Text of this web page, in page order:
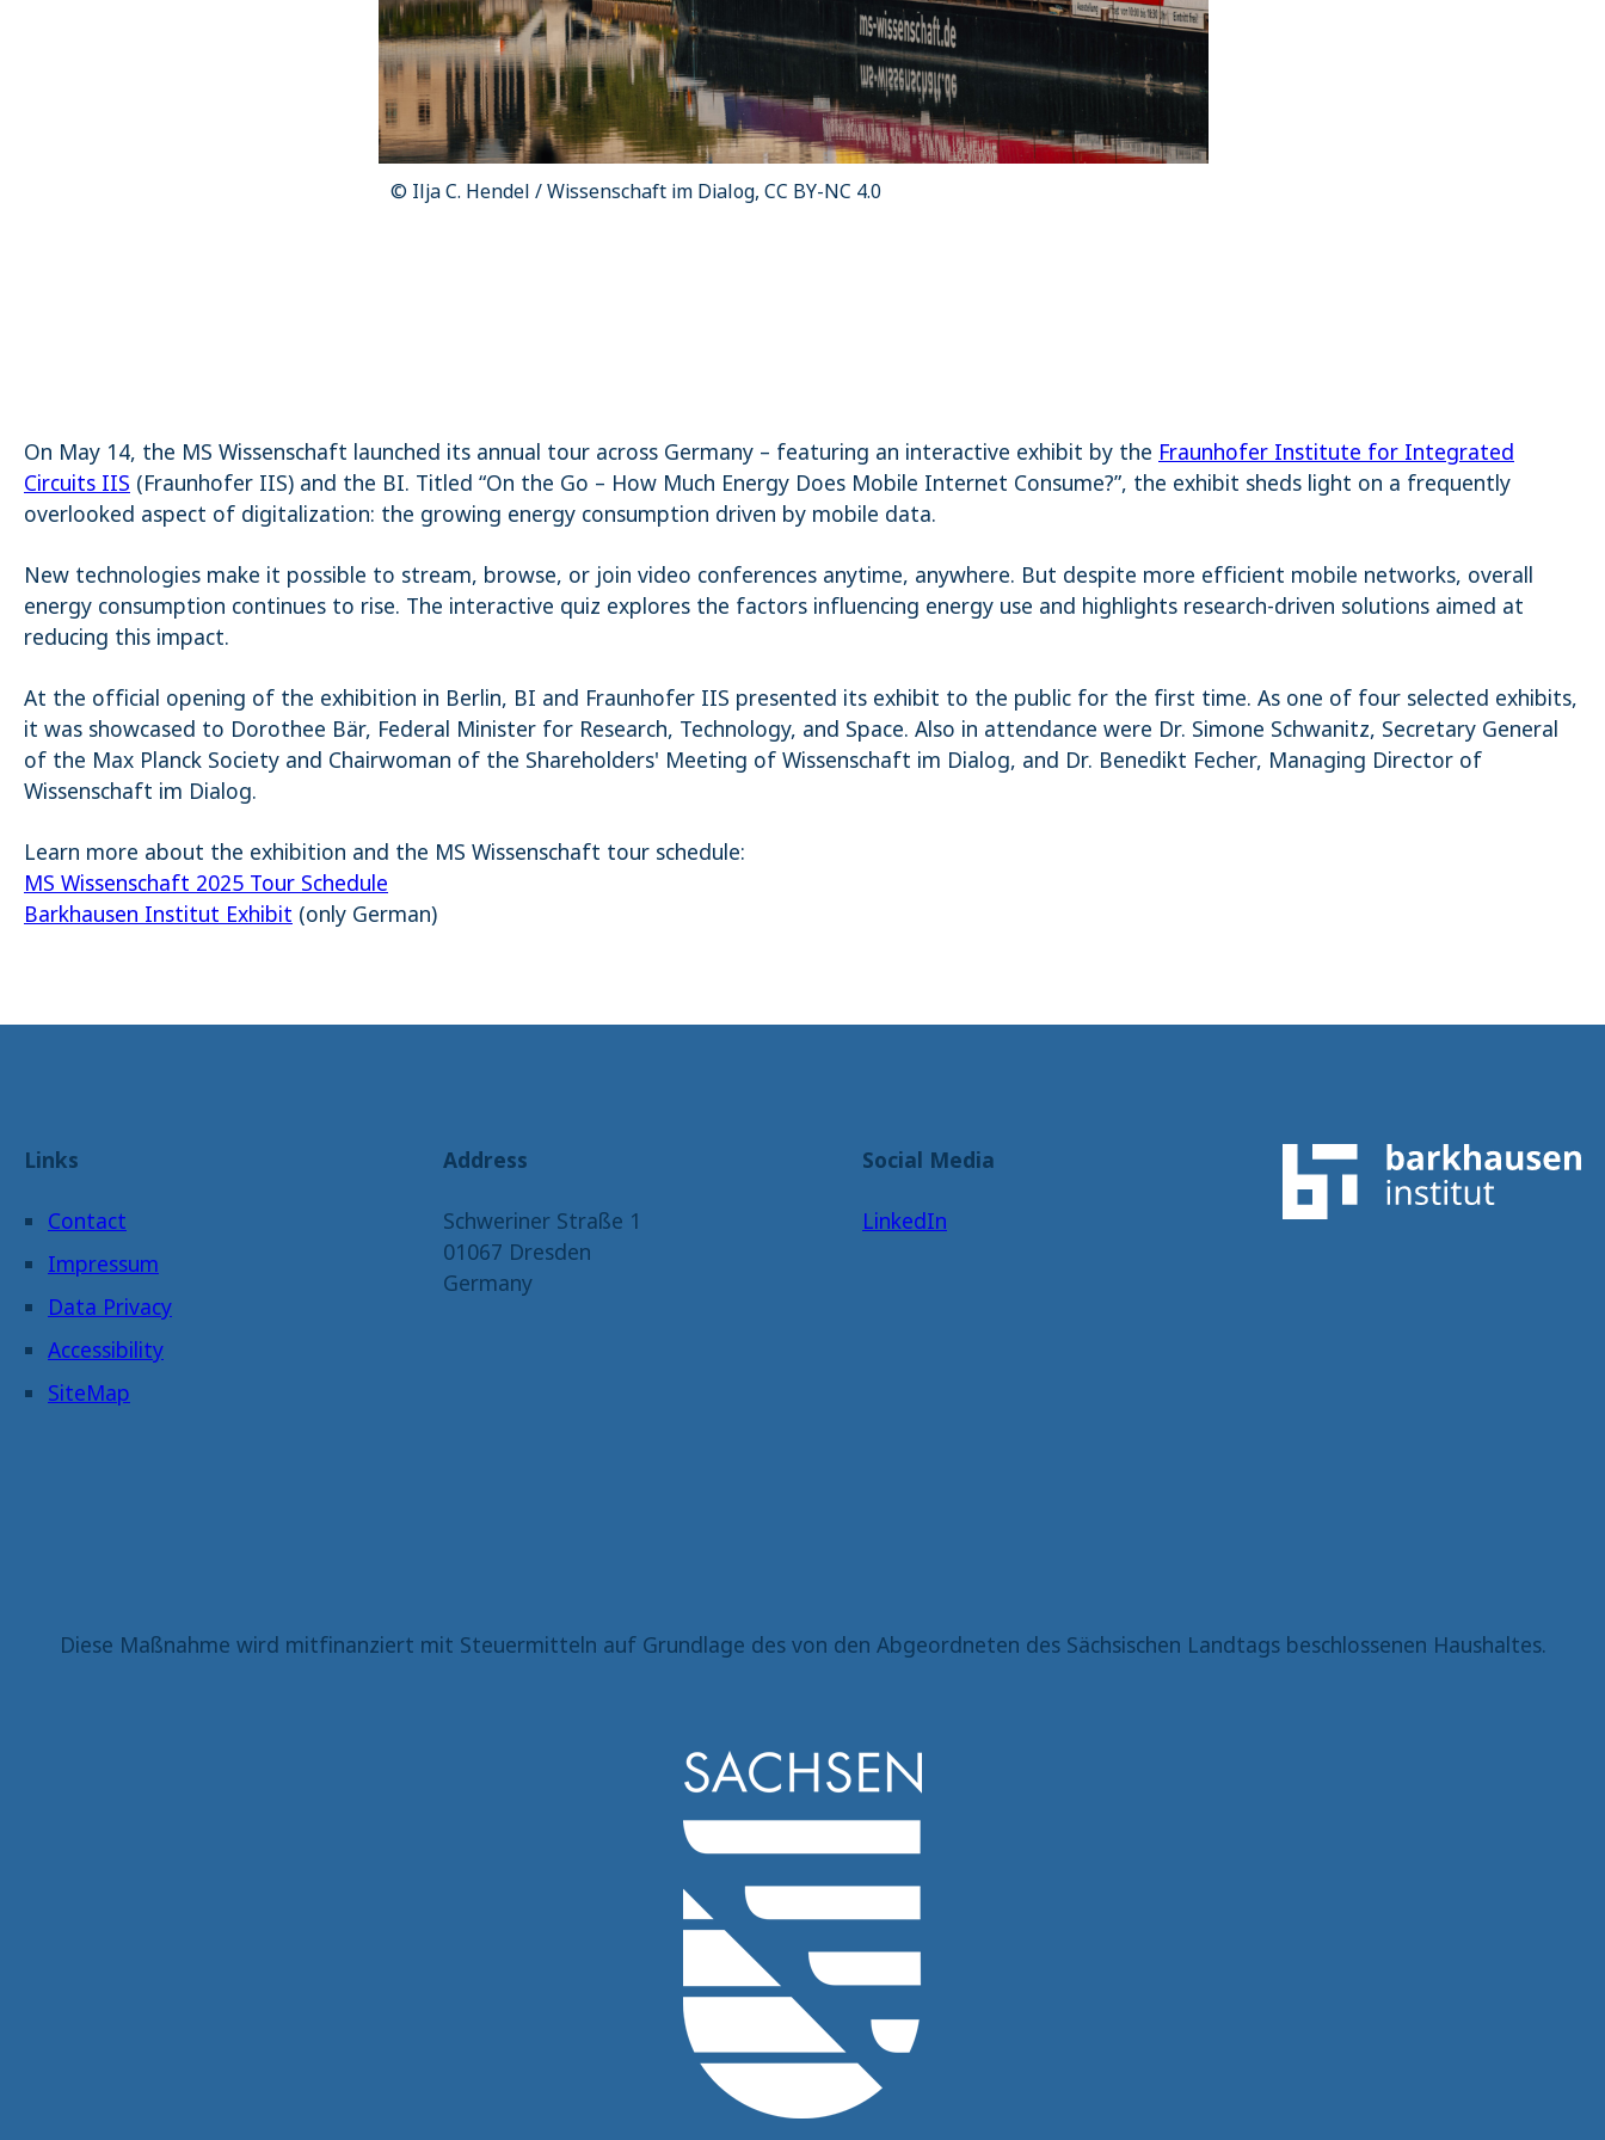
C. Hendel / Wissenschaft im Dialog, CC BY-NC 4.0
Dorothee Bär, Federal Minister of Research, and Dr. Simone Schwanitz, Secretary
On May 14, the MS Wissenschaft launched its annual tour across Germany – featuring an interactive exhibit by the Fraunhofer Institute for Integrated
Circuits IIS (Fraunhofer IIS) and the BI. Titled “On the Go – How Much Energy Does Mobile Internet Consume?”, the exhibit sheds light on a frequently
overlooked aspect of digitalization: the growing energy consumption driven by mobile data.
New technologies make it possible to stream, browse, or join video conferences anytime, anywhere. But despite more efficient mobile networks, overall
energy consumption continues to rise. The interactive quiz explores the factors influencing energy use and highlights research-driven solutions aimed at
reducing this impact.
At the official opening of the exhibition in Berlin, BI and Fraunhofer IIS presented its exhibit to the public for the first time. As one of four selected exhibits,
it was showcased to Dorothee Bär, Federal Minister for Research, Technology, and Space. Also in attendance were Dr. Simone Schwanitz, Secretary General
of the Max Planck Society and Chairwoman of the Shareholders' Meeting of Wissenschaft im Dialog, and Dr. Benedikt Fecher, Managing Director of
Wissenschaft im Dialog.
Learn more about the exhibition and the MS Wissenschaft tour schedule:
MS Wissenschaft 2025 Tour Schedule
Barkhausen Institut Exhibit (only German)
Links
Contact
Impressum
Data Privacy
Accessibility
SiteMap
Address
Schweriner Straße 1
01067 Dresden
Germany
Social Media
LinkedIn
Diese Maßnahme wird mitfinanziert mit Steuermitteln auf Grundlage des von den Abgeordneten des Sächsischen Landtags beschlossenen Haushaltes.